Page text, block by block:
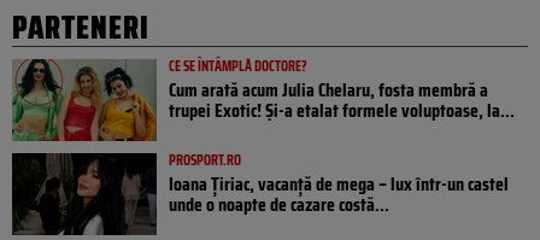
PARTENERI
CE SE ÎNTÂMPLĂ DOCTORE?
Cum arată acum Julia Chelaru, fosta membră a
trupei Exotic! Și-a etalat formele voluptoase, la...
PROSPORT.RO
Ioana Țiriac, vacanță de mega – lux într-un castel
unde o noapte de cazare costă...